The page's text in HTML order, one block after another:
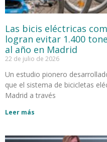
Las bicis eléctricas
logran evitar 1.400
al año en Madrid
22 de julio de 2026
Un estudio pionero
que el sistema de bicicletas
Madrid a través
Leer más